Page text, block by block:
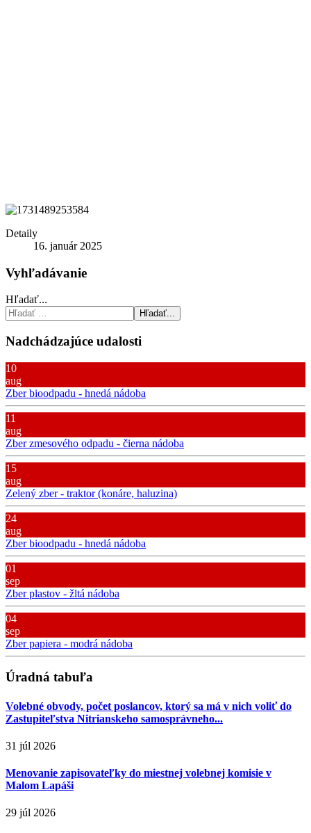
Detaily
16. január 2025
Vyhľadávanie
Hľadať...
Hľadať...
Nadchádzajúce udalosti
10
aug
Zber bioodpadu - hnedá nádoba
11
aug
Zber zmesového odpadu - čierna nádoba
15
aug
Zelený zber - traktor (konáre, haluzina)
24
aug
Zber bioodpadu - hnedá nádoba
01
sep
Zber plastov - žltá nádoba
04
sep
Zber papiera - modrá nádoba
Úradná tabuľa
Volebné obvody, počet poslancov, ktorý sa má v nich voliť do
Zastupiteľstva Nitrianskeho samosprávneho...
31 júl 2026
Menovanie zapisovateľky do miestnej volebnej komisie v
Malom Lapáši
29 júl 2026